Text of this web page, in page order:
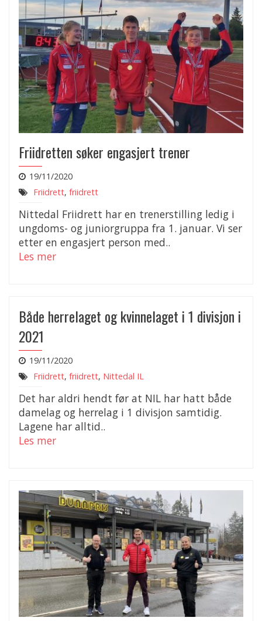
Friidretten søker engasjert trener
19/11/2020
Friidrett, friidrett
Nittedal Friidrett har en trenerstilling ledig i
ungdoms- og juniorgruppa fra 1. januar. Vi ser
etter en engasjert person med..
Les mer
Både herrelaget og kvinnelaget i 1 divisjon i
2021
19/11/2020
Friidrett, friidrett, Nittedal IL
Det har aldri hendt før at NIL har hatt både
damelag og herrelag i 1 divisjon samtidig.
Lagene har alltid..
Les mer